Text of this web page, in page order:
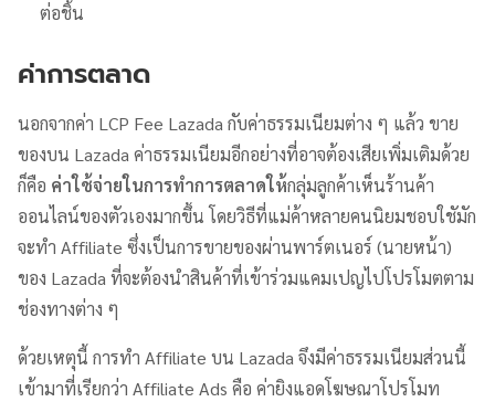
ต่อชิ้น
ค่าการตลาด
นอกจากค่า LCP Fee Lazada กับค่าธรรมเนียมต่าง ๆ แล้ว ขาย
ของบน Lazada ค่าธรรมเนียมอีกอย่างที่อาจต้องเสียเพิ่มเติมด้วย
ก็คือ ค่าใช้จ่ายในการทำการตลาดให้กลุ่มลูกค้าเห็นร้านค้า
ออนไลน์ของตัวเองมากขึ้น โดยวิธีที่แม่ค้าหลายคนนิยมชอบใชัมัก
จะทำ Affiliate ซึ่งเป็นการขายของผ่านพาร์ตเนอร์ (นายหน้า)
ของ Lazada ที่จะต้องนำสินค้าที่เข้าร่วมแคมเปญไปโปรโมตตาม
ช่องทางต่าง ๆ
ด้วยเหตุนี้ การทำ Affiliate บน Lazada จึงมีค่าธรรมเนียมส่วนนี้
เข้ามาที่เรียกว่า Affiliate Ads คือ ค่ายิงแอดโฆษณาโปรโมท